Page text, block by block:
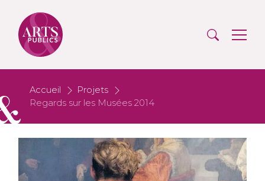
Accueil
Projets
Regards sur les Musées 2014